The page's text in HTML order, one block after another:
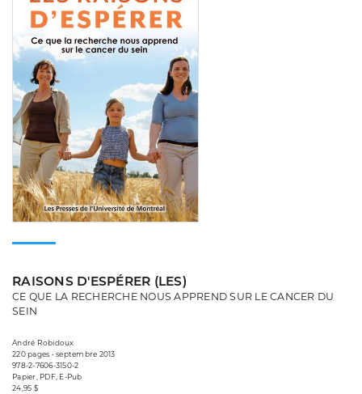
RAISONS D'ESPÉRER (LES)
CE QUE LA RECHERCHE NOUS APPREND SUR LE CANCER DU
SEIN
André Robidoux
220 pages • septembre 2013
978-2-7606-3150-2
Papier, PDF, E-Pub
24,95 $